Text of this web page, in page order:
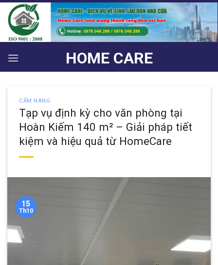
Bỏ
qua
nội
dung
HOME CARE
CẨM NANG
Tạp vụ định kỳ cho văn phòng tại
Hoàn Kiếm 140 m² – Giải pháp tiết
kiệm và hiệu quả từ HomeCare
15
Th10